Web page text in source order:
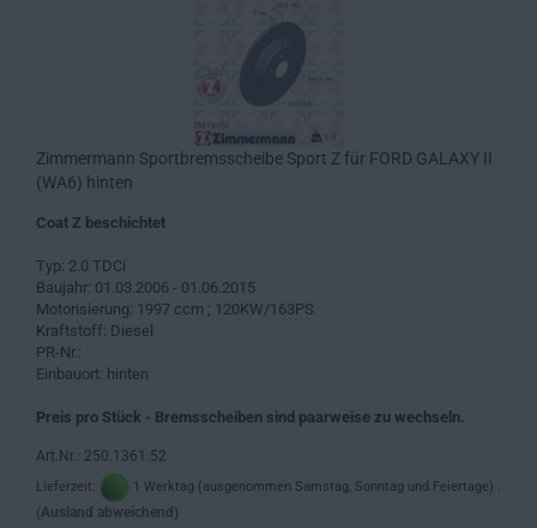
Zimmermann Sportbremsscheibe Sport Z für FORD GALAXY II
(WA6) hinten
Coat Z beschichtet
Typ: 2.0 TDCi
Baujahr: 01.03.2006 - 01.06.2015
Motorisierung: 1997 ccm ; 120KW/163PS
Kraftstoff: Diesel
PR-Nr.:
Einbauort: hinten
Preis pro Stück - Bremsscheiben sind paarweise zu wechseln.
Art.Nr.: 250.1361.52
Lieferzeit: 1 Werktag (ausgenommen Samstag, Sonntag und Feiertage) .
(Ausland abweichend)